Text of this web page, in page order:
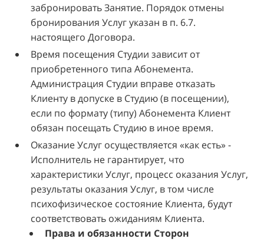
забронировать Занятие. Порядок отмены
бронирования Услуг указан в п. 6.7.
настоящего Договора.
Время посещения Студии зависит от
приобретенного типа Абонемента.
Администрация Студии вправе отказать
Клиенту в допуске в Студию (в посещении),
если по формату (типу) Абонемента Клиент
обязан посещать Студию в иное время.
Оказание Услуг осуществляется «как есть» -
Исполнитель не гарантирует, что
характеристики Услуг, процесс оказания Услуг,
результаты оказания Услуг, в том числе
психофизическое состояние Клиента, будут
соответствовать ожиданиям Клиента.
Права и обязанности Сторон